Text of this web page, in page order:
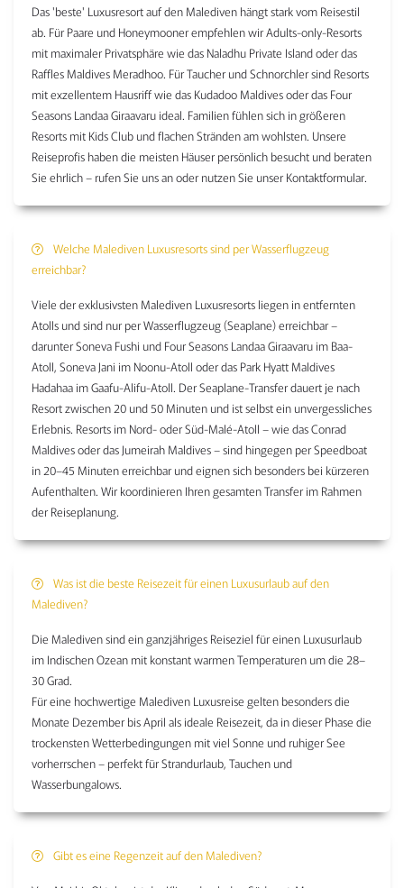
Das 'beste' Luxusresort auf den Malediven hängt stark vom Reisestil
ab. Für Paare und Honeymooner empfehlen wir Adults-only-Resorts
mit maximaler Privatsphäre wie das Naladhu Private Island oder das
Raffles Maldives Meradhoo. Für Taucher und Schnorchler sind Resorts
mit exzellentem Hausriff wie das Kudadoo Maldives oder das Four
Seasons Landaa Giraavaru ideal. Familien fühlen sich in größeren
Resorts mit Kids Club und flachen Stränden am wohlsten. Unsere
Reiseprofis haben die meisten Häuser persönlich besucht und beraten
Sie ehrlich – rufen Sie uns an oder nutzen Sie unser Kontaktformular.
Welche Malediven Luxusresorts sind per Wasserflugzeug
erreichbar?
Viele der exklusivsten Malediven Luxusresorts liegen in entfernten
Atolls und sind nur per Wasserflugzeug (Seaplane) erreichbar –
darunter Soneva Fushi und Four Seasons Landaa Giraavaru im Baa-
Atoll, Soneva Jani im Noonu-Atoll oder das Park Hyatt Maldives
Hadahaa im Gaafu-Alifu-Atoll. Der Seaplane-Transfer dauert je nach
Resort zwischen 20 und 50 Minuten und ist selbst ein unvergessliches
Erlebnis. Resorts im Nord- oder Süd-Malé-Atoll – wie das Conrad
Maldives oder das Jumeirah Maldives – sind hingegen per Speedboat
in 20–45 Minuten erreichbar und eignen sich besonders bei kürzeren
Aufenthalten. Wir koordinieren Ihren gesamten Transfer im Rahmen
der Reiseplanung.
Was ist die beste Reisezeit für einen Luxusurlaub auf den
Malediven?
Die Malediven sind ein ganzjähriges Reiseziel für einen Luxusurlaub
im Indischen Ozean mit konstant warmen Temperaturen um die 28–
30 Grad.
Für eine hochwertige Malediven Luxusreise gelten besonders die
Monate Dezember bis April als ideale Reisezeit, da in dieser Phase die
trockensten Wetterbedingungen mit viel Sonne und ruhiger See
vorherrschen – perfekt für Strandurlaub, Tauchen und
Wasserbungalows.
Gibt es eine Regenzeit auf den Malediven?